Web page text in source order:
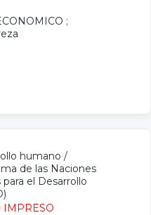
;
humano /
de las Naciones
para el Desarrollo
IMPRESO